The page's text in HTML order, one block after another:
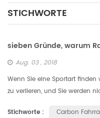
STICHWORTE
Aug. 03 , 2018
Wenn Sie eine Sportart
zu verlieren, und Sie werden
Stichworte :
Carbon